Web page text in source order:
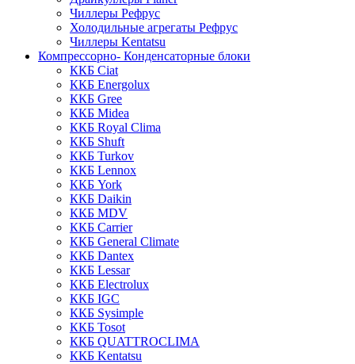
Чиллеры Рефрус
Холодильные агрегаты Рефрус
Чиллеры Kentatsu
Компрессорно- Конденсаторные блоки
ККБ Ciat
ККБ Energolux
ККБ Gree
ККБ Midea
ККБ Royal Clima
ККБ Shuft
ККБ Turkov
ККБ Lennox
ККБ York
ККБ Daikin
ККБ MDV
ККБ Carrier
ККБ General Climate
ККБ Dantex
ККБ Lessar
ККБ Electrolux
ККБ IGC
ККБ Sysimple
ККБ Tosot
ККБ QUATTROCLIMA
ККБ Kentatsu